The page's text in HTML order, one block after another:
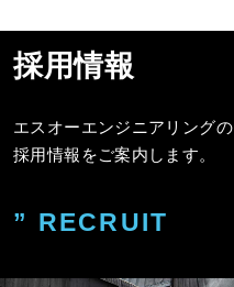
採用情報
エスオーエンジニアリングの
採用情報をご案内します。
” RECRUIT